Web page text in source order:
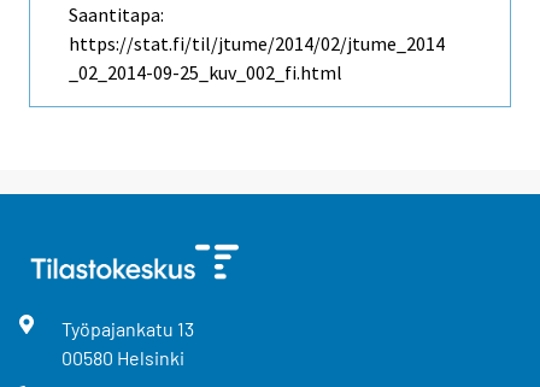
Saantitapa:
https://stat.fi/til/jtume/2014/02/jtume_2014
_02_2014-09-25_kuv_002_fi.html
Työpajankatu 13
00580 Helsinki